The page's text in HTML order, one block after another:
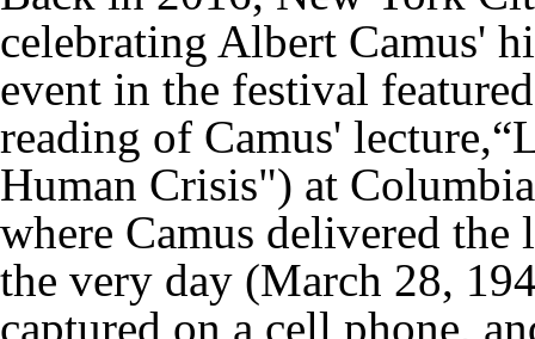
celebrating Albert Camus'
event in the festival
reading of Camus'
Human Crisis") at
where Camus delivered
the very day (March 28,
captured on a cell phone,